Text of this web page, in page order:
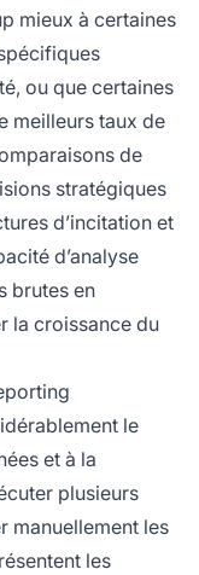
mieux à certaines
ou que certaines
meilleurs taux de
de
stratégiques
d’incitation et
d’analyse
brutes en
la croissance du
le
et à la
plusieurs
manuellement les
les